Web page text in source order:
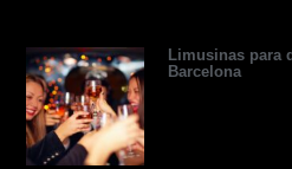
Limusinas para
Barcelona